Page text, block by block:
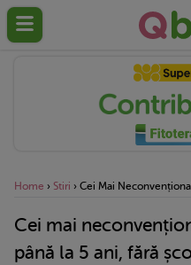
Home › Stiri › Cei Mai
Cei mai
până la 5 ani, fără